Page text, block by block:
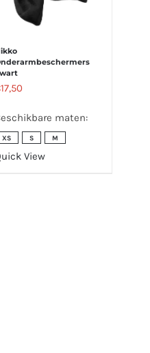
17,50
maten:
XS S M
View